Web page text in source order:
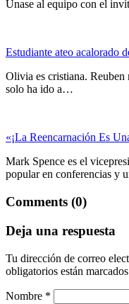
Únase al equipo con el
Estudiante ateo acalorado
Olivia es cristiana. Reuben
solo ha ido a…
«¡La Reencarnación Es
Mark Spence es el
popular en conferencias y
Comments (0)
Deja una respuesta
Tu dirección de correo
obligatorios están
Nombre *